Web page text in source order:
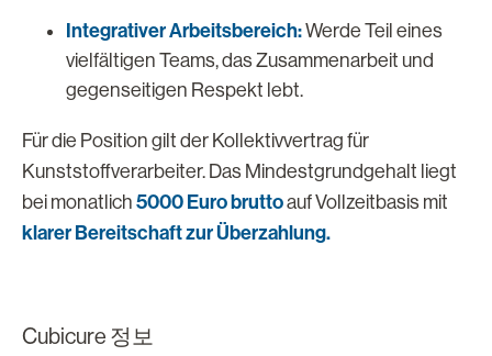
Integrativer Arbeitsbereich:Werde Teil eines
vielfältigen Teams, das Zusammenarbeit und
gegenseitigen Respekt lebt.
Für die Position gilt der Kollektivvertrag für
Kunststoffverarbeiter. Das Mindestgrundgehalt liegt
bei monatlich 5000 Euro bruttoauf Vollzeitbasis mit
klarer Bereitschaft zur Überzahlung.
Cubicure 정보